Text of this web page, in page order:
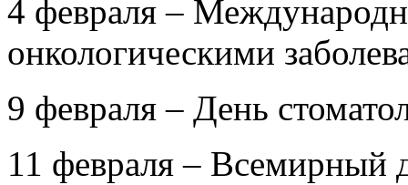
4 февраля –
онкологическими
9 февраля – День
11 февраля – Всемирный